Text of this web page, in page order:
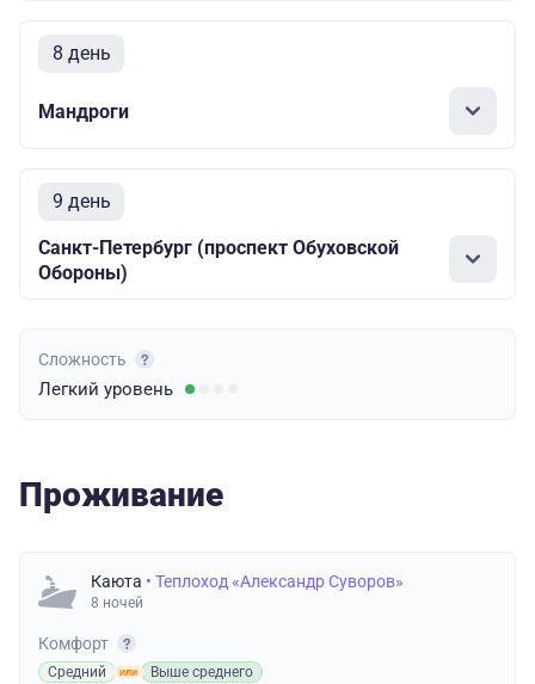
8 день
Мандроги
9 день
Санкт-Петербург (проспект Обуховской
Обороны)
Сложность
Легкий уровень
Проживание
Каюта • Теплоход «Александр Суворов»
8 ночей
Комфорт
Средний Выше среднего